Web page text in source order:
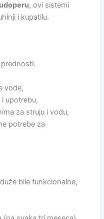
, ovi sistemi
i kupatilu.
vode,
upotrebu,
za struju i vodu,
potrebe za
bile funkcionalne,